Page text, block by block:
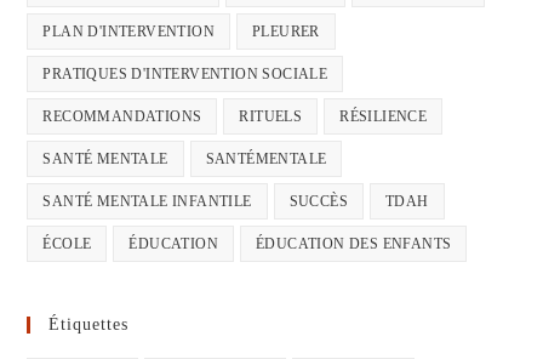
PLAN D'INTERVENTION PLEURER
PRATIQUES D'INTERVENTION SOCIALE
RECOMMANDATIONS RITUELS RÉSILIENCE
SANTÉ MENTALE SANTÉMENTALE
SANTÉ MENTALE INFANTILE SUCCÈS TDAH
ÉCOLE ÉDUCATION ÉDUCATION DES ENFANTS
Étiquettes